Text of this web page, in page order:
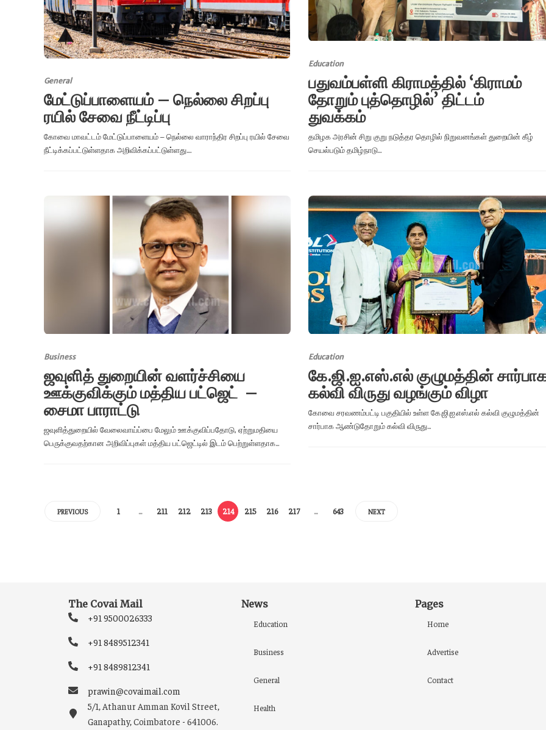
Education
பதுவம்பள்ளி கிராமத்தில் ‘கிராமம்
தோறும் புத்தொழில்’ திட்டம்
துவக்கம்
தமிழக அரசின் சிறு குறு நடுத்தர தொழில் நிறுவனங்கள் துறையின் கீழ்
செயல்படும் தமிழ்நாடு...
General
மேட்டுப்பாளையம் – நெல்லை சிறப்பு
ரயில் சேவை நீட்டிப்பு
கோவை மாவட்டம் மேட்டுப்பாளையம் – நெல்லை வாராந்திர சிறப்பு ரயில் சேவை
நீட்டிக்கப்பட்டுள்ளதாக அறிவிக்கப்பட்டுள்ளது....
Business
ஜவுளித் துறையின் வளர்ச்சியை
ஊக்குவிக்கும் மத்திய பட்ஜெட் –
சைமா பாராட்டு
ஜவுளித்துறையில் வேலைவாய்ப்பை மேலும் ஊக்குவிப்பதோடு, ஏற்றுமதியை
பெருக்குவதற்கான அறிவிப்புகள் மத்திய பட்ஜெட்டில் இடம் பெற்றுள்ளதாக...
Education
கே.ஜி.ஐ.எஸ்.எல் குழுமத்தின்
கல்வி விருது வழங்கும் விழா
கோவை சரவணம்பட்டி பகுதியில் உள்ள கே.ஜி.ஐ.எஸ்.எல் கல்வி குழுமத்தின்
சார்பாக ஆண்டுதோறும் கல்வி விருது...
PREVIOUS 1 … 211 212 213 214 215 216 217 … 643 NEXT
The Covai Mail
+91 9500026333
+91 8489512341
+91 8489812341
prawin@covaimail.com
5/1, Athanur Amman Kovil Street,
Ganapathy, Coimbatore - 641006.
News
Education
Business
General
Health
Pages
Home
Advertise
Contact